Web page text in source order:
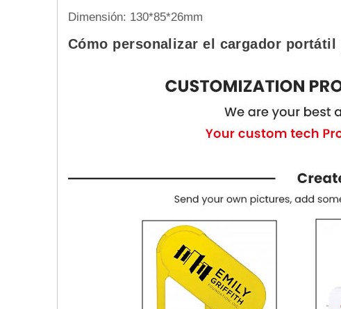
Dimensión: 130*85*26mm
Cómo personalizar el cargador portátil